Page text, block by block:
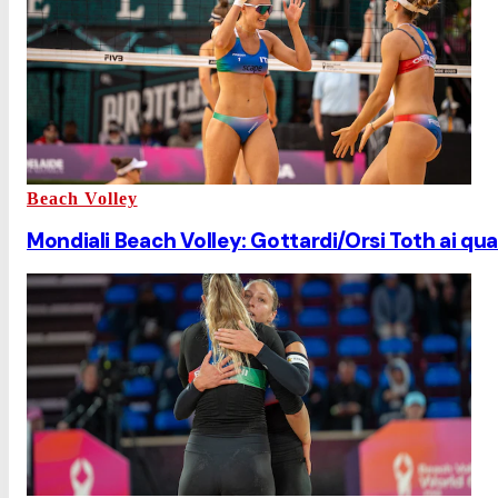
Beach Volley
Mondiali Beach Volley: Gottardi/Orsi Toth ai